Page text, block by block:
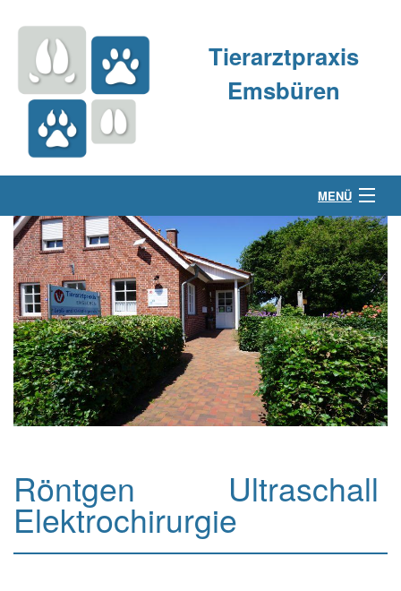
Tierarztpraxis
Emsbüren
MENÜ
Über uns
Kleintierpraxis
Großtierpraxis
Kontakt & Anfahrt
Röntgen Ultraschall
Elektrochirurgie